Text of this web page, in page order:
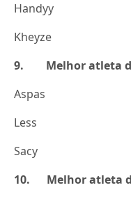
Handyy
Kheyze
9. Melhor atleta
Aspas
Less
Sacy
10. Melhor atleta